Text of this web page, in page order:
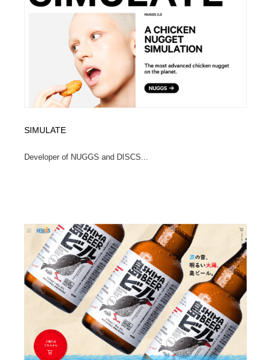
SIMULATE
Developer of NUGGS and DISCS...